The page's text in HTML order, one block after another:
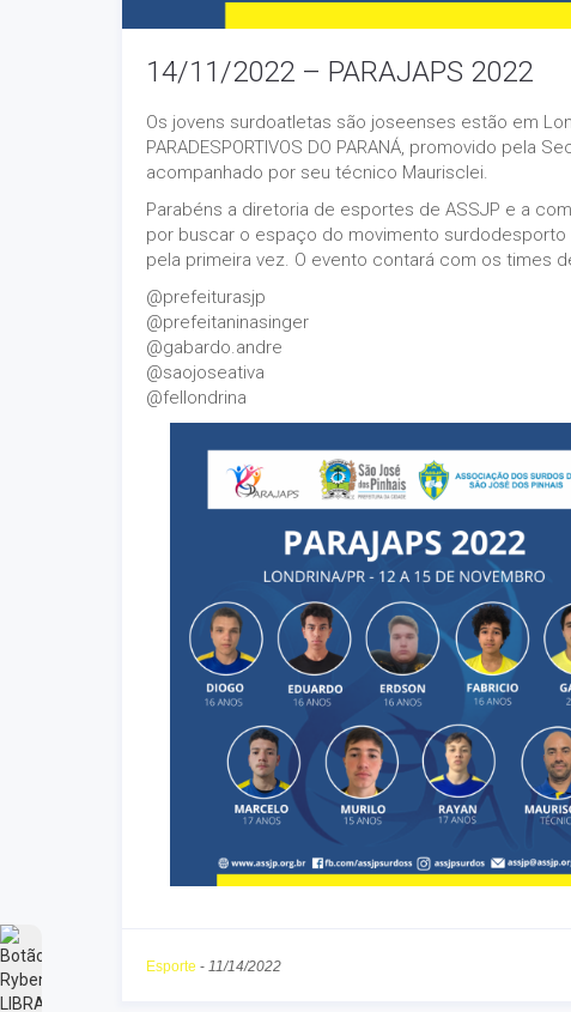
14/11/2022 – PARAJAPS 2022
Os jovens surdoatletas são joseenses estão em
PARADESPORTIVOS DO PARANÁ, promovido
acompanhado por seu técnico Maurisclei.
Parabéns a diretoria de esportes de ASSJP e a
por buscar o espaço do movimento surdodesporto
pela primeira vez. O evento contará com os times
@prefeiturasjp
@prefeitaninasinger
@gabardo.andre
@saojoseativa
@fellondrina
Esporte - 11/14/2022